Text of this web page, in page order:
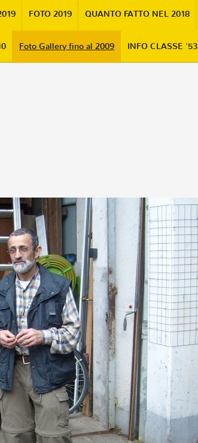
FOTO 2019 QUANTO FATTO NEL 2018
Foto Gallery fino al 2009 INFO CLASSE '53